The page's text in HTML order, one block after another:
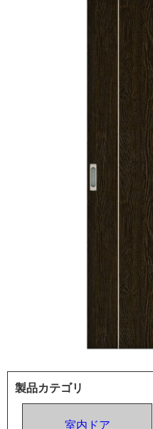
製品カテゴリ
室内ドア